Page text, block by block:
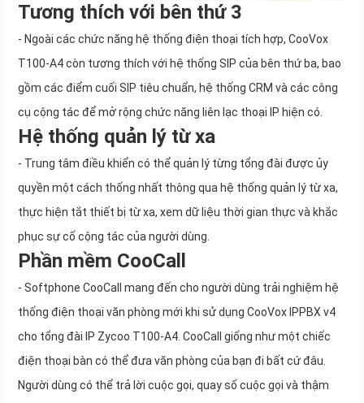
Tương thích với bên thứ 3
- Ngoài các chức năng hệ thống điện thoại tích hợp, CooVox
T100-A4 còn tương thích với hệ thống SIP của bên thứ ba, bao
gồm các điểm cuối SIP tiêu chuẩn, hệ thống CRM và các công
cụ cộng tác để mở rộng chức năng liên lạc thoại IP hiện có.
Hệ thống quản lý từ xa
- Trung tâm điều khiển có thể quản lý từng tổng đài được ủy
quyền một cách thống nhất thông qua hệ thống quản lý từ xa,
thực hiện tắt thiết bị từ xa, xem dữ liệu thời gian thực và khắc
phục sự cố cộng tác của người dùng.
Phần mềm CooCall
- Softphone CooCall mang đến cho người dùng trải nghiệm hệ
thống điện thoại văn phòng mới khi sử dụng CooVox IPPBX v4
cho tổng đài IP Zycoo T100-A4. CooCall giống như một chiếc
điện thoại bàn có thể đưa văn phòng của bạn đi bất cứ đâu.
Người dùng có thể trả lời cuộc gọi, quay số cuộc gọi và thậm